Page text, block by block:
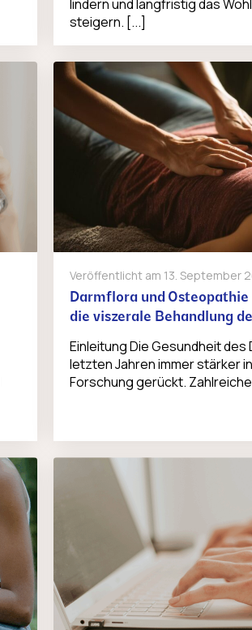
lindern und langfristig das
steigern. [...]
Veröffentlicht am 13. September
Darmflora und
die viszerale Behandlung
Einleitung Die Gesundheit des
letzten Jahren immer stärker
Forschung gerückt.